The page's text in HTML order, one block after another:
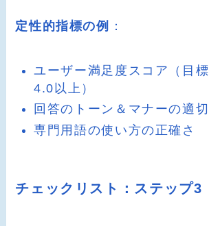
定性的指標の例 ：
ユーザー満足度スコア（目
4.0以上）
回答のトーン＆マナーの適切
専門用語の使い方の正確さ
チェックリスト：ステップ3